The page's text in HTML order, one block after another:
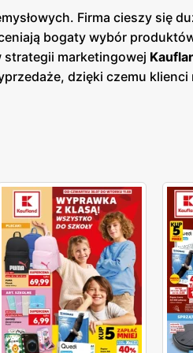
Firma cieszy się
bogaty wybór
strategii marketingowej
dzięki czemu klienci
w sklepach, jak i online, co
poszukujących świeżych i
warzywa, pieczywo, nabiał,
oraz fairtrade. Kaufland